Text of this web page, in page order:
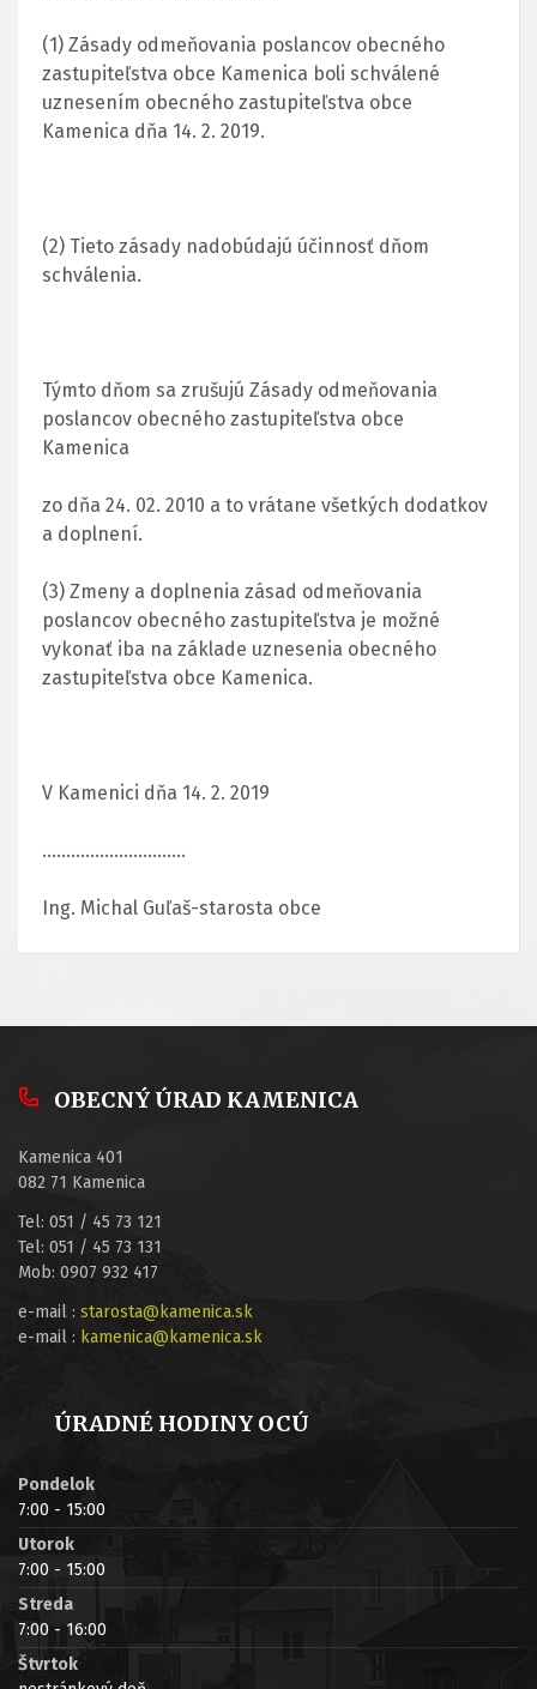
(1) Zásady odmeňovania poslancov obecného
zastupiteľstva obce Kamenica boli schválené
uznesením obecného zastupiteľstva obce
Kamenica dňa 14. 2. 2019.
(2) Tieto zásady nadobúdajú účinnosť dňom
schválenia.
Týmto dňom sa zrušujú Zásady odmeňovania
poslancov obecného zastupiteľstva obce
Kamenica
zo dňa 24. 02. 2010 a to vrátane všetkých dodatkov
a doplnení.
(3) Zmeny a doplnenia zásad odmeňovania
poslancov obecného zastupiteľstva je možné
vykonať iba na základe uznesenia obecného
zastupiteľstva obce Kamenica.
V Kamenici dňa 14. 2. 2019
..............................
Ing. Michal Guľaš-starosta obce
OBECNÝ ÚRAD KAMENICA
Kamenica 401
082 71 Kamenica
Tel: 051 / 45 73 121
Tel: 051 / 45 73 131
Mob: 0907 932 417
e-mail : starosta@kamenica.sk
e-mail : kamenica@kamenica.sk
ÚRADNÉ HODINY OCÚ
Pondelok
7:00 - 15:00
Utorok
7:00 - 15:00
Streda
7:00 - 16:00
Štvrtok